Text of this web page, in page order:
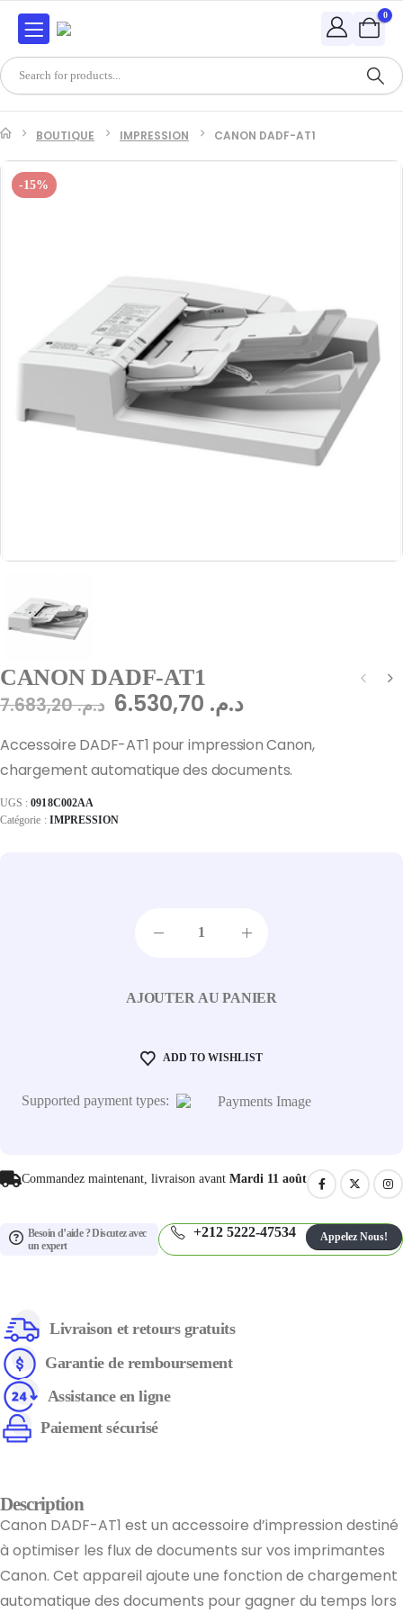
0
BOUTIQUE IMPRESSION CANON DADF-AT1
-15%
CANON DADF-AT1
د.م.7.683,20 د.م.
Accessoire DADF-AT1 pour impression Canon,
chargement automatique des documents.
UGS :0918C002AA
Catégorie : IMPRESSION
AJOUTER AU PANIER
ADD TO WISHLIST
Supported payment types:
Commandez maintenant, livraison avant Mardi 11 août
Besoin d’aide ? Discutez avec
un expert
+212 5222-47534 Appelez Nous!
Livraison et retours gratuits
Garantie de remboursement
Assistance en ligne
Paiement sécurisé
Description
Canon DADF-AT1 est un accessoire d’impression destiné
à optimiser les flux de documents sur vos imprimantes
Canon. Cet appareil ajoute une fonction de chargement
automatique des documents pour gagner du temps lors